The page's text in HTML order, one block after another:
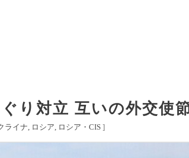
り対立 互いの外交使
ライナ ロシア ロシア・CIS ]